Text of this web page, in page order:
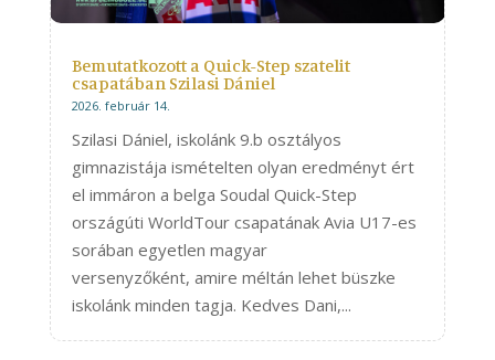
Bemutatkozott a Quick-Step szatelit
csapatában Szilasi Dániel
2026. február 14.
Szilasi Dániel, iskolánk 9.b osztályos
gimnazistája ismételten olyan eredményt ért
el immáron a belga Soudal Quick-Step
országúti WorldTour csapatának Avia U17-es
sorában egyetlen magyar
versenyzőként, amire méltán lehet büszke
iskolánk minden tagja. Kedves Dani,...